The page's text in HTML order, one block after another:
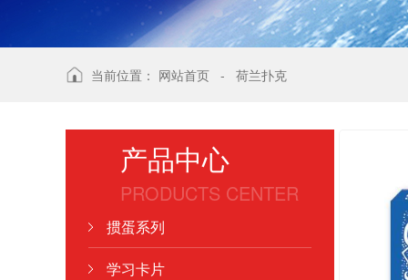
当前位置： 网站首页 - 荷兰扑克
产品中心
PRODUCTS CENTER
掼蛋系列
学习卡片